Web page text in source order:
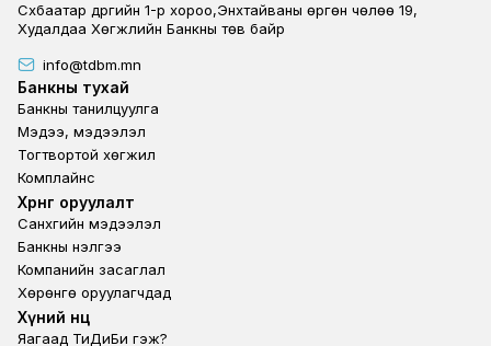
Сүхбаатар дүүргийн 1-р хороо,Энхтайваны өргөн чөлөө 19,
Худалдаа Хөгжлийн Банкны төв байр
info@tdbm.mn
Footer
Банкны тухай
Банкны танилцуулга
Мэдээ, мэдээлэл
Тогтвортой хөгжил
Комплайнс
Footer third
Хөрөнгө оруулалт
Санхүүгийн мэдээлэл
Банкны үнэлгээ
Компанийн засаглал
Хөрөнгө оруулагчдад
Footer second
Хүний нөөц
Яагаад ТиДиБи гэж?